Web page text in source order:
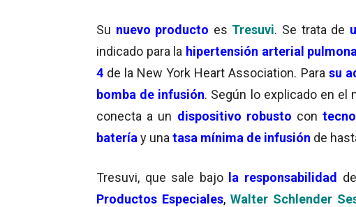
Su nuevo producto es Tresuvi. Se trata de
indicado para la hipertensión arterial
4 de la New York Heart Association. Para su
bomba de infusión. Según lo explicado en el
conecta a un dispositivo robusto con
batería y una tasa mínima de infusión de
Tresuvi, que sale bajo la responsabilidad
Productos Especiales, Walter Schlender